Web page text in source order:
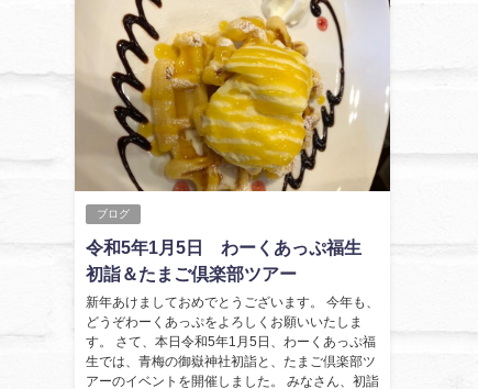
ブログ
令和5年1月5日 わーくあっぷ福生
初詣＆たまご倶楽部ツアー
新年あけましておめでとうございます。 今年も、
どうぞわーくあっぷをよろしくお願いいたしま
す。 さて、本日令和5年1月5日、わーくあっぷ福
生では、青梅の御嶽神社初詣と、たまご倶楽部ツ
アーのイベントを開催しました。 みなさん、初詣